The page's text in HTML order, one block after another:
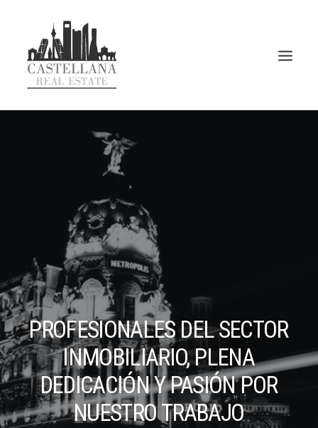
PROFESIONALES DELSECTOR
INMOBILIARIO,PLENA
DEDICACIÓNYPASIÓNPOR
NUESTROTRABAJO